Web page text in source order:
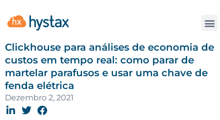
Clickhouse para análises de economia de
custos em tempo real: como parar de
martelar parafusos e usar uma chave de
fenda elétrica
Dezembro 2, 2021